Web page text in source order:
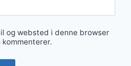
og websted i denne browser